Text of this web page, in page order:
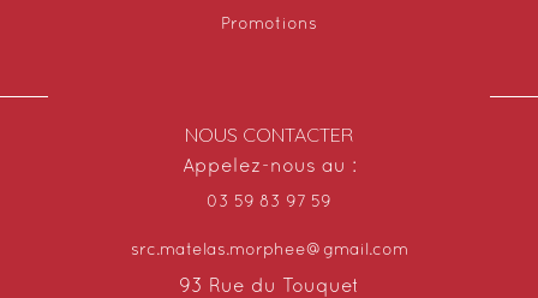
Promotions
NOUS CONTACTER
Appelez-nous au :
03 59 83 97 59
src.matelas.morphee@gmail.com
93 Rue du Touquet